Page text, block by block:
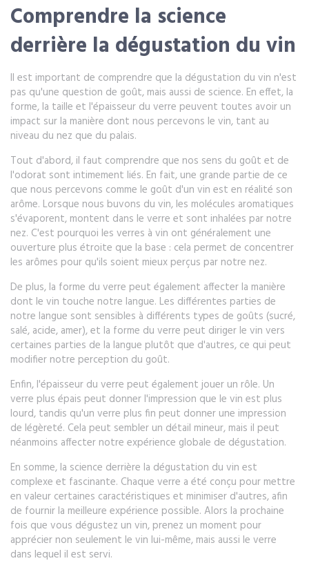
Comprendre la science
derrière la dégustation du vin
Il est important de comprendre que la dégustation du vin n'est
pas qu'une question de goût, mais aussi de science. En effet, la
forme, la taille et l'épaisseur du verre peuvent toutes avoir un
impact sur la manière dont nous percevons le vin, tant au
niveau du nez que du palais.
Tout d'abord, il faut comprendre que nos sens du goût et de
l'odorat sont intimement liés. En fait, une grande partie de ce
que nous percevons comme le goût d'un vin est en réalité son
arôme. Lorsque nous buvons du vin, les molécules aromatiques
s'évaporent, montent dans le verre et sont inhalées par notre
nez. C'est pourquoi les verres à vin ont généralement une
ouverture plus étroite que la base : cela permet de concentrer
les arômes pour qu'ils soient mieux perçus par notre nez.
De plus, la forme du verre peut également affecter la manière
dont le vin touche notre langue. Les différentes parties de
notre langue sont sensibles à différents types de goûts (sucré,
salé, acide, amer), et la forme du verre peut diriger le vin vers
certaines parties de la langue plutôt que d'autres, ce qui peut
modifier notre perception du goût.
Enfin, l'épaisseur du verre peut également jouer un rôle. Un
verre plus épais peut donner l'impression que le vin est plus
lourd, tandis qu'un verre plus fin peut donner une impression
de légèreté. Cela peut sembler un détail mineur, mais il peut
néanmoins affecter notre expérience globale de dégustation.
En somme, la science derrière la dégustation du vin est
complexe et fascinante. Chaque verre a été conçu pour mettre
en valeur certaines caractéristiques et minimiser d'autres, afin
de fournir la meilleure expérience possible. Alors la prochaine
fois que vous dégustez un vin, prenez un moment pour
apprécier non seulement le vin lui-même, mais aussi le verre
dans lequel il est servi.